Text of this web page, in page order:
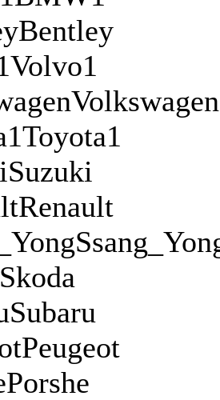
Bentley
Volvo1
Volkswagen
Toyota1
Suzuki
Renault
Skoda
Subaru
Peugeot
Porshe